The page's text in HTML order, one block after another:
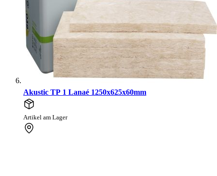
Akustic TP 1 Lanaé 1250x625x60mm
Artikel am Lager